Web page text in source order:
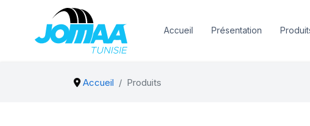
Accueil Présentation
Accueil Produits